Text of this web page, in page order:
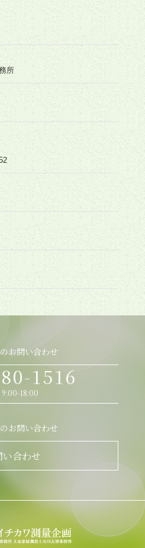
所
お問い合わせ
1516
9:00-18:00
お問い合わせ
い合わせ